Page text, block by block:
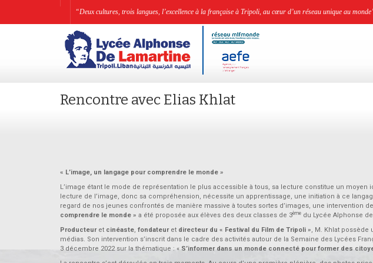
“Deux cultures, trois langues, l’excellence à la française à Tripoli, au cœur d’un réseau unique au
Rencontre avec Elias Khlat
« L’image, un langage pour comprendre le monde »
L’image étant le mode de représentation le plus accessible à tous, sa lecture constitue un
lecture de l’image, donc sa compréhension, nécessite un apprentissage, une initiation à ce
regard de nos jeunes confrontés de manière massive à toutes sortes d’images, une intervention de
comprendre le monde » a été proposée aux élèves des deux classes de 3ème du Lycée Alphonse
Producteuret cinéaste, fondateuret directeur du « Festival du Film de Tripoli », M. Khlat possède
médias. Son intervention s’inscrit dans le cadre des activités autour de la Semaine des Lycées
3 décembre 2022 sur la thématique : « S’informer dans un monde connecté pour former des